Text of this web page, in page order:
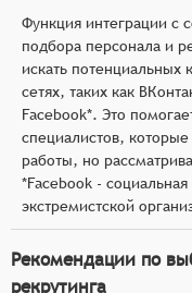
Функция интеграции с
подбора персонала и
искать потенциальных
сетях, таких как
Facebook*. Это
специалистов,
работы, но
*Facebook -
экстремистской
Рекомендации по
рекрутинга